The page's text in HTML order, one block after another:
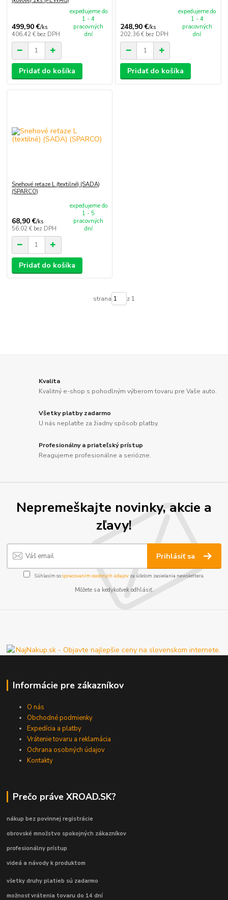
499,90 €/ks
406,42 € bez DPH
expedujeme do
1 - 4
pracovných
dní
Pridať do košíka
248,90 €/ks
202,36 € bez DPH
expedujeme do
1 - 4
pracovných
dní
Pridať do košíka
Snehové reťaze L (textilné) (SADA)
(SPARCO)
68,90 €/ks
56,02 € bez DPH
expedujeme do
1 - 5
pracovných
dní
Pridať do košíka
strana z 1
Kvalita
Kvalitný e-shop s pohodlným výberom tovaru pre Vaše auto.
Všetky platby zadarmo
U nás neplatíte za žiadny spôsob platby.
Profesionálny a priateľský prístup
Reagujeme profesionálne a seriózne.
Nepremeškajte novinky, akcie a
zľavy!
Prihlásiť sa
Súhlasím sospracovaním osobných údajov za účelom zasielania newslettera.
Môžete sa kedykoľvek odhlásiť.
Informácie pre zákazníkov
O nás
Obchodné podmienky
Expedícia a platby
Vrátenie tovaru a reklamácia
Ochrana osobných údajov
Kontakty
Prečo práve XROAD.SK?
nákup bez povinnej registrácie
obrovské množstvo spokojných zákazníkov
profesionálny prístup
videá a návody k produktom
všetky druhy platieb sú zadarmo
možnosť vrátenia tovaru do 14 dní